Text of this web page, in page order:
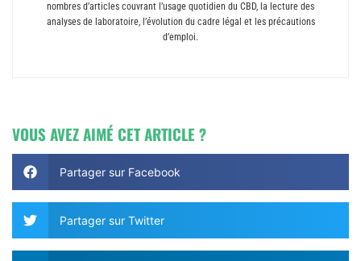
nombres d’articles couvrant l’usage quotidien du CBD, la lecture des
analyses de laboratoire, l’évolution du cadre légal et les précautions
d’emploi.
VOUS AVEZ AIMÉ CET ARTICLE ?
Partager sur Facebook
Partager sur Twitter